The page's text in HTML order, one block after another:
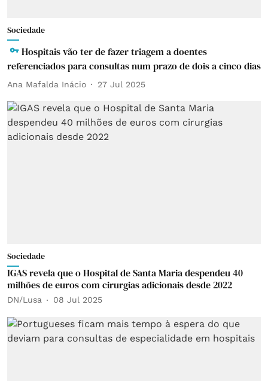
Sociedade
Hospitais vão ter de fazer triagem a doentes
referenciados para consultas num prazo de dois a cinco dias
Ana Mafalda Inácio 27 Jul 2025
Sociedade
IGAS revela que o Hospital de Santa Maria despendeu 40
milhões de euros com cirurgias adicionais desde 2022
DN/Lusa 08 Jul 2025